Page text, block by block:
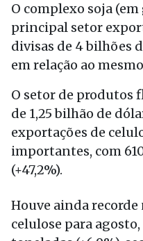
O complexo soja (em
principal setor
divisas de 4 bilhões
em relação ao
O setor de produtos
de 1,25 bilhão de
exportações de
importantes, com
(+47,2%).
Houve ainda
celulose para